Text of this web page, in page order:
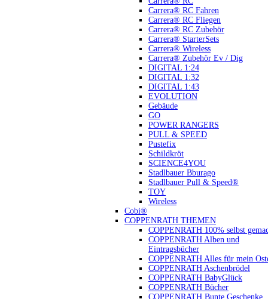
Carrera® RC Fahren
Carrera® RC Fliegen
Carrera® RC Zubehör
Carrera® StarterSets
Carrera® Wireless
Carrera® Zubehör Ev / Dig
DIGITAL 1:24
DIGITAL 1:32
DIGITAL 1:43
EVOLUTION
Gebäude
GO
POWER RANGERS
PULL & SPEED
Pustefix
Schildkröt
SCIENCE4YOU
Stadlbauer Bburago
Stadlbauer Pull & Speed®
TOY
Wireless
Cobi®
COPPENRATH THEMEN
COPPENRATH 100% selbst
COPPENRATH Alben und
Eintragsbücher
COPPENRATH Alles für mein
COPPENRATH Aschenbrödel
COPPENRATH BabyGlück
COPPENRATH Bücher
COPPENRATH Bunte Geschenke